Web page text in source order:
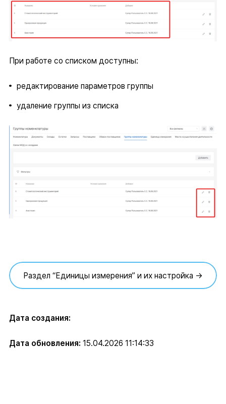
При работе со списком доступны:
редактирование параметров группы
удаление группы из списка
Раздел “Единицы измерения” и их настройка →
Дата создания:
Дата обновления: 15.04.2026 11:14:33